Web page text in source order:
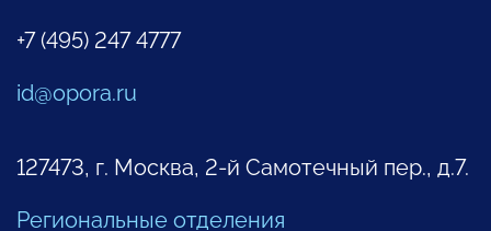
+7 (495) 247 4777
id@opora.ru
127473, г. Москва, 2-й Самотечный пер., д.7.
Региональные отделения